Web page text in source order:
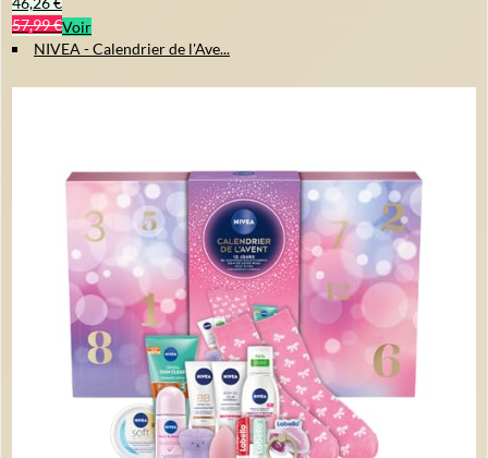
57,99 €Voir
NIVEA - Calendrier de l'Ave...